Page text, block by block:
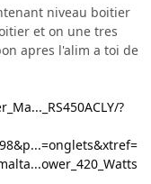
niveau boitier
et on une tres
apres l'alim a toi de
?